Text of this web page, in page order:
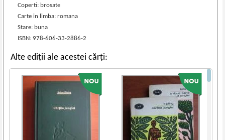
Coperti: brosate
Carte in limba: romana
Stare: buna
ISBN: 978-606-33-2886-2
Alte ediții ale acestei cărți: